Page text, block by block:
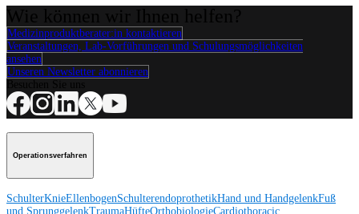
Medizinproduktberater:in kontaktieren
Veranstaltungen, Lab-Vorführungen und Schulungsmöglichkeiten
ansehen
Unseren Newsletter abonnieren
Operationsverfahren
SchulterKnieEllenbogenSchulterendoprothetikHand und HandgelenkFuß
und SprunggelenkTraumaHüfteOrthobiologieCardiothoracic